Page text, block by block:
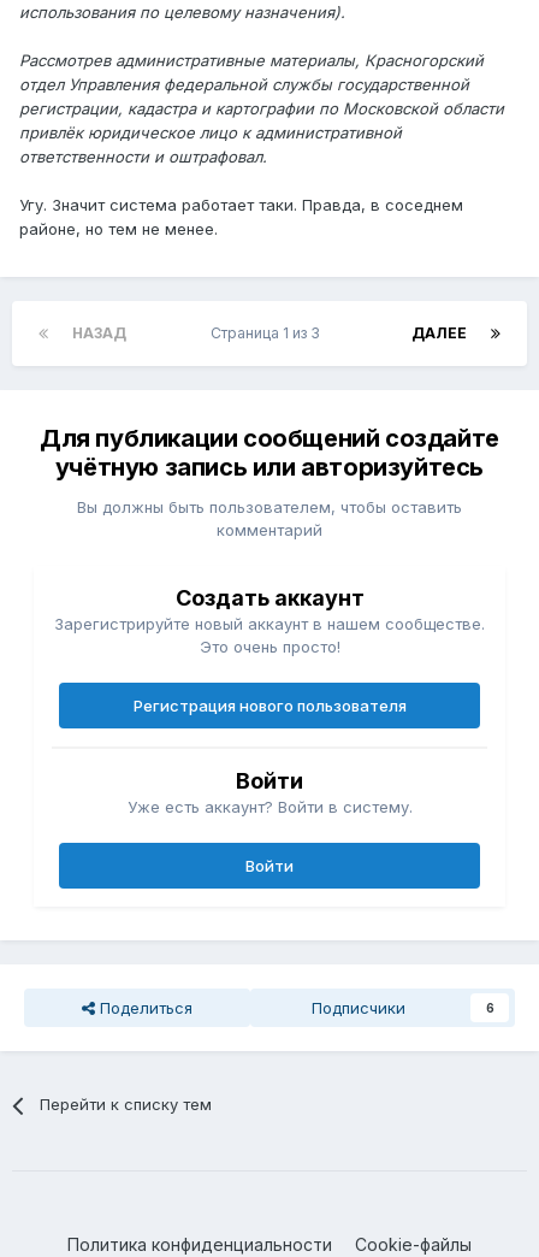
использования по целевому назначения).
Рассмотрев административные материалы, Красногорский
отдел Управления федеральной службы государственной
регистрации, кадастра и картографии по Московской области
привлёк юридическое лицо к административной
ответственности и оштрафовал.
Угу. Значит система работает таки. Правда, в соседнем
районе, но тем не менее.
НАЗАД ДАЛЕЕ
Страница 1 из 3
Для публикации сообщений создайте
учётную запись или авторизуйтесь
Вы должны быть пользователем, чтобы оставить
комментарий
Создать аккаунт
Зарегистрируйте новый аккаунт в нашем сообществе.
Это очень просто!
Регистрация нового пользователя
Войти
Уже есть аккаунт? Войти в систему.
Войти
Поделиться Подписчики 6
Перейти к списку тем
Политика конфиденциальности Cookie-файлы